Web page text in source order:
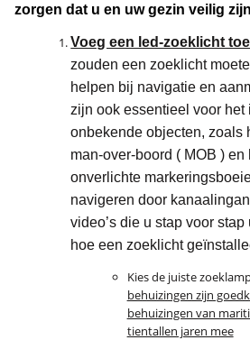
zorgen dat u en uw gezin veilig
Voeg een led-zoeklicht toe
zouden een zoeklicht
helpen bij navigatie en
zijn ook essentieel voor het
onbekende objecten, zoals
man-over-boord ( MOB )
onverlichte
navigeren door
video’s die u stap voor
hoe een zoeklicht
Kies de juiste
behuizingen zijn
behuizingen van
tientallen jaren mee